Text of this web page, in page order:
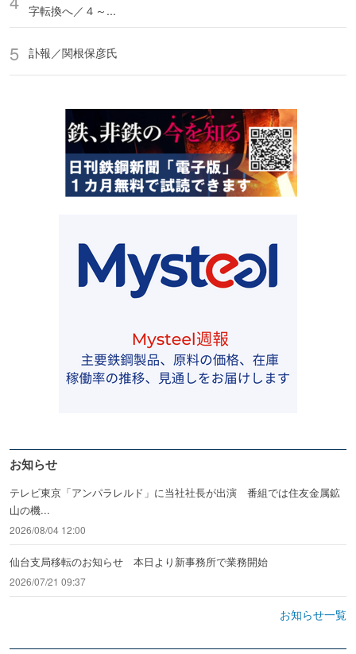
字転換へ／４～...
訃報／関根保彦氏
お知らせ
テレビ東京「アンパラレルド」に当社社長が出演 番組では住友金属鉱
山の機...
2026/08/04 12:00
仙台支局移転のお知らせ 本日より新事務所で業務開始
2026/07/21 09:37
お知らせ一覧